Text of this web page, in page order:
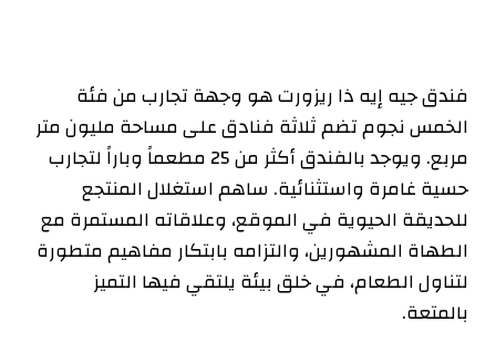
فندق جيه إيه ذا ريزورت هو وجهة تجارب من فئة
الخمس نجوم تضم ثلاثة فنادق على مساحة مليون متر
مربع. ويوجد بالفندق أكثر من 25 مطعماً وباراً لتجارب
حسية غامرة واستثنائية. ساهم استغلال المنتجع
للحديقة الحيوية في الموقع، وعلاقاته المستمرة مع
الطهاة المشهورين، والتزامه بابتكار مفاهيم متطورة
لتناول الطعام، في خلق بيئة يلتقي فيها التميز
بالمتعة.